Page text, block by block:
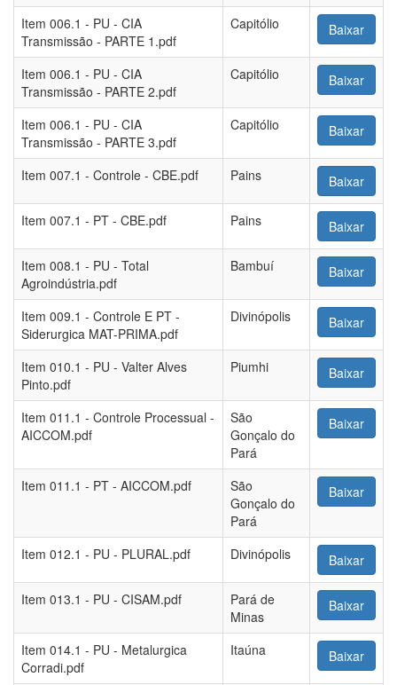
Item 006.1 - PU - CIA
Transmissão - PARTE 1.pdf
Capitólio Baixar
Item 006.1 - PU - CIA
Transmissão - PARTE 2.pdf
Capitólio Baixar
Item 006.1 - PU - CIA
Transmissão - PARTE 3.pdf
Capitólio Baixar
Item 007.1 - Controle - CBE.pdf Pains Baixar
Item 007.1 - PT - CBE.pdf Pains Baixar
Item 008.1 - PU - Total
Agroindústria.pdf
Bambuí Baixar
Item 009.1 - Controle E PT -
Siderurgica MAT-PRIMA.pdf
Divinópolis Baixar
Item 010.1 - PU - Valter Alves
Pinto.pdf
Piumhi Baixar
Item 011.1 - Controle Processual -
AICCOM.pdf
São
Gonçalo do
Pará
Baixar
Item 011.1 - PT - AICCOM.pdf
São
Gonçalo do
Pará
Baixar
Item 012.1 - PU - PLURAL.pdf Divinópolis Baixar
Item 013.1 - PU - CISAM.pdf
Pará de
Minas
Baixar
Item 014.1 - PU - Metalurgica
Corradi.pdf
Itaúna Baixar